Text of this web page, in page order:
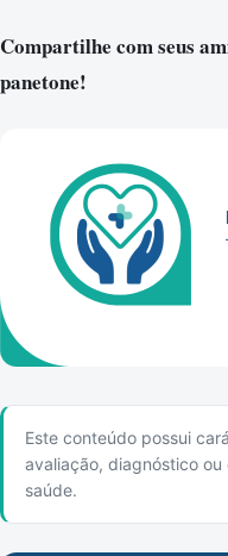
Compartilhe com seus
panetone!
Este conteúdo possui
avaliação, diagnóstico
saúde.